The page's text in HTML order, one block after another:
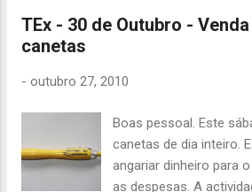
TEx - 30 de Outubro -
canetas
- outubro 27, 2010
Boas pessoal. Este
canetas de dia inteiro.
angariar dinheiro para
as despesas. A